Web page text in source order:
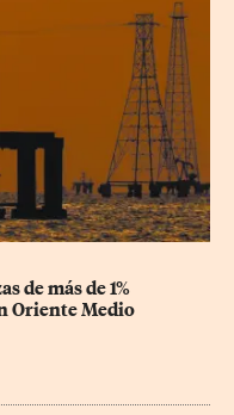
de más de 1%
Oriente Medio